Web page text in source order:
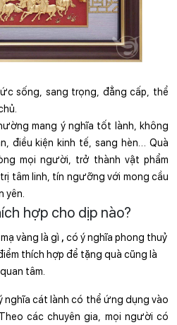
sống, sang trọng, đẳng cấp, thể
mang ý nghĩa tốt lành, không
điều kiện kinh tế, sang hèn… Quà
mọi người, trở thành vật phẩm
tâm linh, tín ngưỡng với mong cầu
yên.
hợp cho dịp nào?
vàng là gì , có ý nghĩa phong thuỷ
thích hợp để tặng quà cũng là
tâm.
nghĩa cát lành có thể ứng dụng vào
các chuyên gia, mọi người có